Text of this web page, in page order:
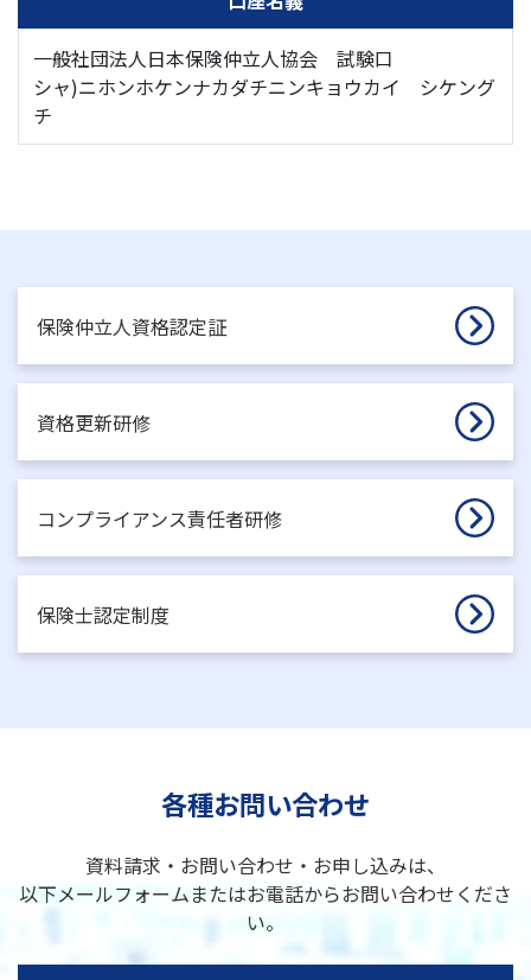
一般社団法人日本保険仲立人協会 試験口
シャ)ニホンホケンナカダチニンキョウカイ シケング
チ
保険仲立人資格認定証
資格更新研修
コンプライアンス責任者研修
保険士認定制度
各種お問い合わせ
資料請求・お問い合わせ・お申し込みは、
以下メールフォームまたはお電話からお問い合わせくださ
い。